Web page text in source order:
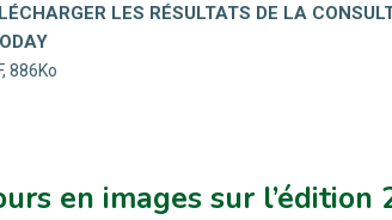
LES RÉSULTATS DE LA
886Ko
en images sur l’édition